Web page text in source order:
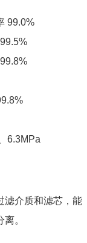
99.0%
6.3MPa
滤介质和滤芯，能
。